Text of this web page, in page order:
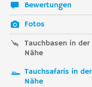
Bewertungen
Fotos
Tauchbasen in der
Nähe
Tauchsafaris in der
Nähe